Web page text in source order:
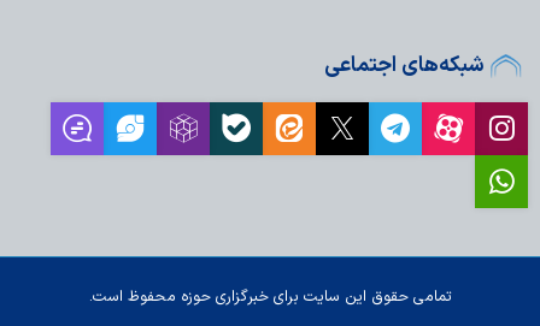
شبکه‌های اجتماعی
تمامی حقوق این سایت برای خبرگزاری حوزه محفوظ است.